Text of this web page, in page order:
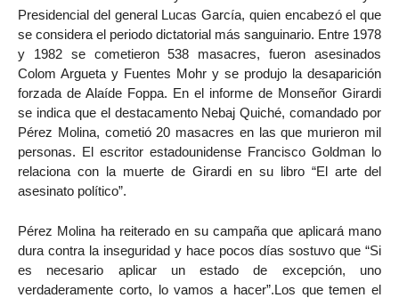
Presidencial del general Lucas García, quien encabezó el que
se considera el periodo dictatorial más sanguinario. Entre 1978
y 1982 se cometieron 538 masacres, fueron asesinados
Colom Argueta y Fuentes Mohr y se produjo la desaparición
forzada de Alaíde Foppa. En el informe de Monseñor Girardi
se indica que el destacamento Nebaj Quiché, comandado por
Pérez Molina, cometió 20 masacres en las que murieron mil
personas. El escritor estadounidense Francisco Goldman lo
relaciona con la muerte de Girardi en su libro “El arte del
asesinato político”.
Pérez Molina ha reiterado en su campaña que aplicará mano
dura contra la inseguridad y hace pocos días sostuvo que “Si
es necesario aplicar un estado de excepción, uno
verdaderamente corto, lo vamos a hacer”.Los que temen el